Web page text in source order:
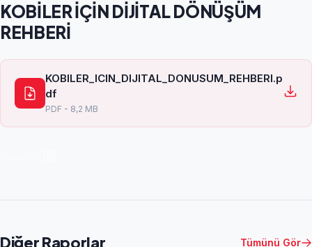
KOBİLER İÇİN DİJİTAL DÖNÜŞÜM
REHBERİ
KOBILER_ICIN_DIJITAL_DONUSUM_REHBERI.p
df
PDF - 8,2 MB
Diğer Raporlar Tümünü Gör